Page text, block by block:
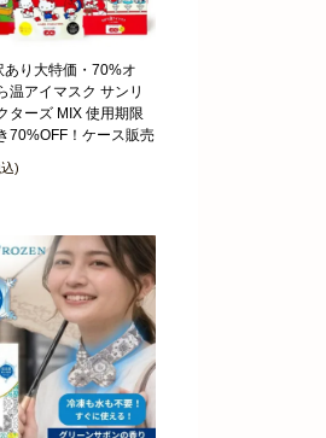
あり大特価・70%オ
温アイマスク サンリ
ターズ MIX 使用期限
70%OFF！ケース販売
)